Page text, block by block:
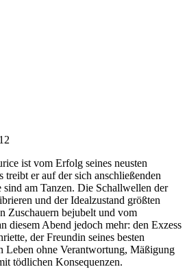
ist vom Erfolg seines neusten
treibt er auf der sich anschließenden
am Tanzen. Die Schallwellen der
und der Idealzustand größten
Zuschauern bejubelt und vom
diesem Abend jedoch mehr: den Exzess
der Freundin seines besten
Leben ohne Verantwortung, Mäßigung
tödlichen Konsequenzen.